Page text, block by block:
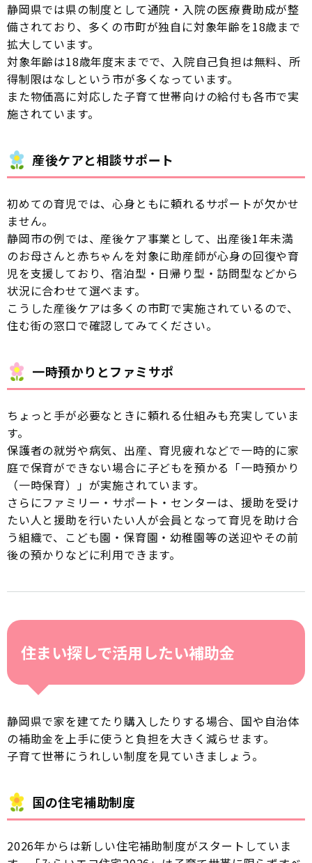
静岡県では県の制度として通院・入院の医療費助成が整
備されており、多くの市町が独自に対象年齢を18歳まで
拡大しています。
対象年齢は18歳年度末までで、入院自己負担は無料、所
得制限はなしという市が多くなっています。
また物価高に対応した子育て世帯向けの給付も各市で実
施されています。
産後ケアと相談サポート
初めての育児では、心身ともに頼れるサポートが欠かせ
ません。
静岡市の例では、産後ケア事業として、出産後1年未満
のお母さんと赤ちゃんを対象に助産師が心身の回復や育
児を支援しており、宿泊型・日帰り型・訪問型などから
状況に合わせて選べます。
こうした産後ケアは多くの市町で実施されているので、
住む街の窓口で確認してみてください。
一時預かりとファミサポ
ちょっと手が必要なときに頼れる仕組みも充実していま
す。
保護者の就労や病気、出産、育児疲れなどで一時的に家
庭で保育ができない場合に子どもを預かる「一時預かり
（一時保育）」が実施されています。
さらにファミリー・サポート・センターは、援助を受け
たい人と援助を行いたい人が会員となって育児を助け合
う組織で、こども園・保育園・幼稚園等の送迎やその前
後の預かりなどに利用できます。
住まい探しで活用したい補助金
静岡県で家を建てたり購入したりする場合、国や自治体
の補助金を上手に使うと負担を大きく減らせます。
子育て世帯にうれしい制度を見ていきましょう。
国の住宅補助制度
2026年からは新しい住宅補助制度がスタートしていま